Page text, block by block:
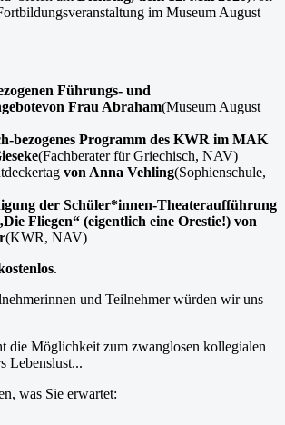
im Museum August
Führungs- und
von Frau Abraham(Museum August
bezogenes Programm des KWR im MAK
(Fachberater für Griechisch, NAV)
von Anna Vehling(Sophienschule,
der Schüler*innen-Theateraufführung
Fliegen“ (eigentlich eine Orestie!) von
(KWR, NAV)
.
und Teilnehmer würden wir uns
die Möglichkeit zum zwanglosen kollegialen
Lebenslust...
was Sie erwartet: